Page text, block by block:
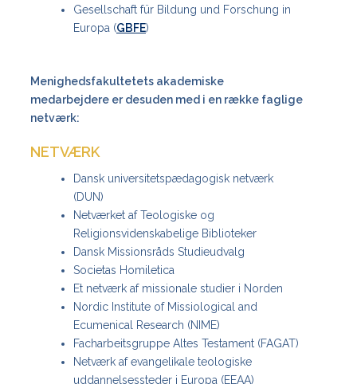
Gesellschaft für Bildung und Forschung in
Europa (GBFE)
Menighedsfakultetets akademiske
medarbejdere er desuden med i en række faglige
netværk:
NETVÆRK
Dansk universitetspædagogisk netværk
(DUN)
Netværket af Teologiske og
Religionsvidenskabelige Biblioteker
Dansk Missionsråds Studieudvalg
Societas Homiletica
Et netværk af missionale studier i Norden
Nordic Institute of Missiological and
Ecumenical Research (NIME)
Facharbeitsgruppe Altes Testament (FAGAT)
Netværk af evangelikale teologiske
uddannelsessteder i Europa (EEAA)